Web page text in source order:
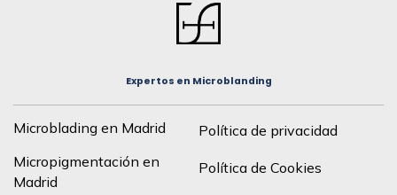
Expertos en Microblanding
Microblading en Madrid
Micropigmentación en
Madrid
Política de privacidad
Política de Cookies